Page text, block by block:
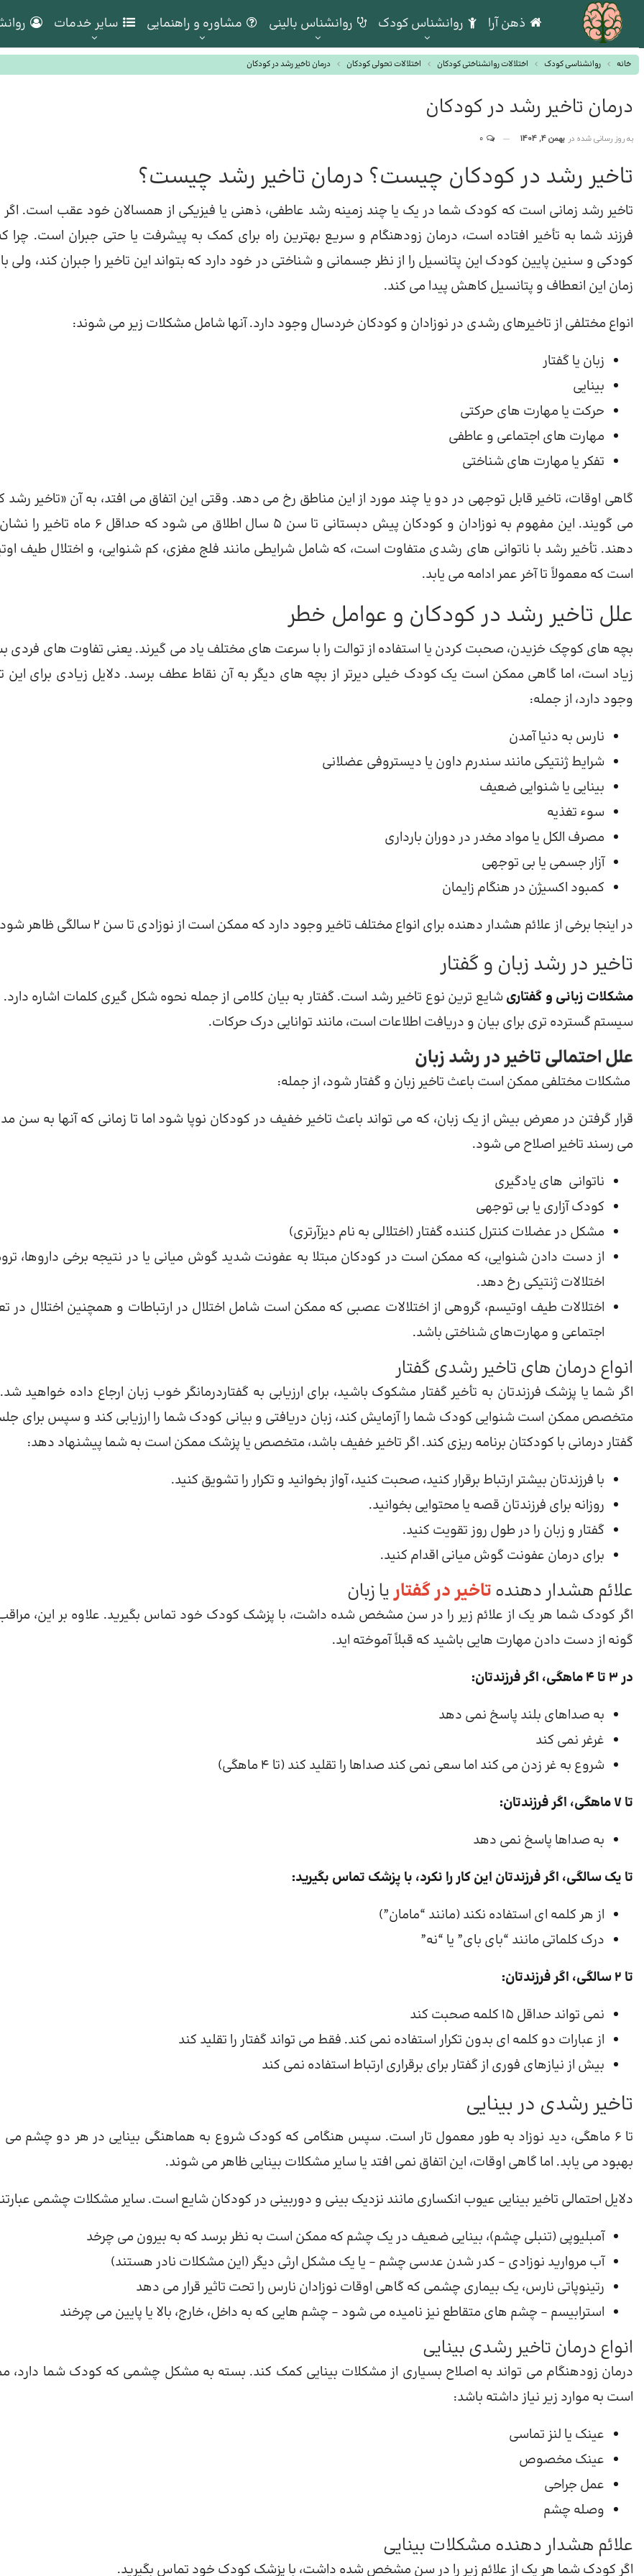
ذهن آرا روانشناس کودک روانشناس بالینی مشاوره و راهنمایی سایر خدمات
خانه روانشناسی کودک اختلالات روانشناختی کودکان اختلالات تحولی کودکان درمان تاخیر رشد در کودکان
درمان تاخیر رشد در کودکان
به روز رسانی شده در بهمن 4, 1404
تاخیر رشد در کودکان چیست؟ درمان تاخیر رشد چیست؟
تاخیر رشد زمانی است که کودک شما در یک یا چند زمینه رشد عاطفی، ذهنی یا فیزیکی از همسالان خود عقب است.
فرزند شما به تأخیر افتاده است، درمان زودهنگام و سریع بهترین راه برای کمک به پیشرفت یا حتی جبران است. چرا
کودکی و سنین پایین کودک این پتانسیل را از نظر جسمانی و شناختی در خود دارد که بتواند این تاخیر را جبران کند، ولی
زمان این انعطاف و پتانسیل کاهش پیدا می کند.
انواع مختلفی از تاخیرهای رشدی در نوزادان و کودکان خردسال وجود دارد. آنها شامل مشکلات زیر می شوند:
زبان یا گفتار
بینایی
حرکت یا مهارت های حرکتی
مهارت های اجتماعی و عاطفی
تفکر یا مهارت های شناختی
گاهی اوقات، تاخیر قابل توجهی در دو یا چند مورد از این مناطق رخ می دهد. وقتی این اتفاق می افتد، به آن «تاخیر رشد
می گویند. این مفهوم به نوزادان و کودکان پیش دبستانی تا سن 5 سال اطلاق می شود که
دهند. تأخیر رشد با ناتوانی های رشدی متفاوت است، که شامل شرایطی مانند فلج مغزی، کم شنوایی، و اختلال طیف
است که معمولاً تا آخر عمر ادامه می یابد.
علل تاخیر رشد در کودکان و عوامل خطر
بچه های کوچک خزیدن، صحبت کردن یا استفاده از توالت را با سرعت های مختلف یاد می گیرند. یعنی تفاوت های فردی
زیاد است، اما گاهی ممکن است یک کودک خیلی دیرتر از بچه های دیگر به آن نقاط عطف برسد. دلایل زیادی برای این
وجود دارد، از جمله:
نارس به دنیا آمدن
شرایط ژنتیکی مانند سندرم داون یا دیستروفی عضلانی
بینایی یا شنوایی ضعیف
سوء تغذیه
مصرف الکل یا مواد مخدر در دوران بارداری
آزار جسمی یا بی توجهی
کمبود اکسیژن در هنگام زایمان
در اینجا برخی از علائم هشدار دهنده برای انواع مختلف تاخیر وجود دارد که ممکن است از نوزادی تا سن 2 سالگی ظاهر شود.
تاخیر در رشد زبان و گفتار
مشکلات زبانی و گفتاری شایع ترین نوع تاخیر رشد است. گفتار به بیان کلامی از جمله نحوه شکل گیری کلمات اشاره دارد.
سیستم گسترده تری برای بیان و دریافت اطلاعات است، مانند توانایی درک حرکات.
علل احتمالی تاخیر در رشد زبان
مشکلات مختلفی ممکن است باعث تاخیر زبان و گفتار شود، از جمله:
قرار گرفتن در معرض بیش از یک زبان، که می تواند باعث تاخیر خفیف در کودکان نوپا شود اما تا زمانی که آنها به سن
می رسند تاخیر اصلاح می شود.
ناتوانی های یادگیری
کودک آزاری یا بی توجهی
مشکل در عضلات کنترل کننده گفتار (اختلالی به نام دیزآرتری)
از دست دادن شنوایی، که ممکن است در کودکان مبتلا به عفونت شدید گوش میانی یا در نتیجه برخی داروها،
اختلالات ژنتیکی رخ دهد.
اختلالات طیف اوتیسم، گروهی از اختلالات عصبی که ممکن است شامل اختلال در ارتباطات و همچنین اختلال در
اجتماعی و مهارت‌های شناختی باشد.
انواع درمان های تاخیر رشدی گفتار
اگر شما یا پزشک فرزندتان به تأخیر گفتار مشکوک باشید، برای ارزیابی به گفتاردرمانگر خوب زبان ارجاع داده خواهید
متخصص ممکن است شنوایی کودک شما را آزمایش کند، زبان دریافتی و بیانی کودک شما را ارزیابی کند و سپس برای
گفتار درمانی با کودکتان برنامه ریزی کند. اگر تاخیر خفیف باشد، متخصص یا پزشک ممکن است به شما پیشنهاد دهد:
با فرزندتان بیشتر ارتباط برقرار کنید، صحبت کنید، آواز بخوانید و تکرار را تشویق کنید.
روزانه برای فرزندتان قصه یا محتوایی بخوانید.
گفتار و زبان را در طول روز تقویت کنید.
برای درمان عفونت گوش میانی اقدام کنید.
علائم هشدار دهندهتاخیر در گفتاریا زبان
اگر کودک شما هر یک از علائم زیر را در سن مشخص شده داشت، با پزشک کودک خود تماس بگیرید. علاوه بر این،
گونه از دست دادن مهارت هایی باشید که قبلاً آموخته اید.
در 3 تا 4 ماهگی، اگر فرزندتان:
به صداهای بلند پاسخ نمی دهد
غرغر نمی کند
شروع به غر زدن می کند اما سعی نمی کند صداها را تقلید کند (تا 4 ماهگی)
تا 7 ماهگی، اگر فرزندتان:
به صداها پاسخ نمی دهد
تا یک سالگی، اگر فرزندتان این کار را نکرد، با پزشک تماس بگیرید:
از هر کلمه ای استفاده نکند (مانند “مامان”)
درک کلماتی مانند “بای بای” یا “نه”
تا 2 سالگی، اگر فرزندتان:
نمی تواند حداقل 15 کلمه صحبت کند
از عبارات دو کلمه ای بدون تکرار استفاده نمی کند. فقط می تواند گفتار را تقلید کند
بیش از نیازهای فوری از گفتار برای برقراری ارتباط استفاده نمی کند
تاخیر رشدی در بینایی
تا 6 ماهگی، دید نوزاد به طور معمول تار است. سپس هنگامی که کودک شروع به هماهنگی بینایی در هر دو چشم می
بهبود می یابد. اما گاهی اوقات، این اتفاق نمی افتد یا سایر مشکلات بینایی ظاهر می شوند.
دلایل احتمالی تاخیر بینایی عیوب انکساری مانند نزدیک بینی و دوربینی در کودکان شایع است. سایر مشکلات چشمی
آمبلیوپی (تنبلی چشم)، بینایی ضعیف در یک چشم که ممکن است به نظر برسد که به بیرون می چرخد
آب مروارید نوزادی – کدر شدن عدسی چشم – یا یک مشکل ارثی دیگر (این مشکلات نادر هستند)
رتینوپاتی نارس، یک بیماری چشمی که گاهی اوقات نوزادان نارس را تحت تاثیر قرار می دهد
استرابیسم – چشم های متقاطع نیز نامیده می شود – چشم هایی که به داخل، خارج، بالا یا پایین می چرخند
انواع درمان تاخیر رشدی بینایی
درمان زودهنگام می تواند به اصلاح بسیاری از مشکلات بینایی کمک کند. بسته به مشکل چشمی که کودک شما دارد،
است به موارد زیر نیاز داشته باشد:
عینک یا لنز تماسی
عینک مخصوص
عمل جراحي
وصله چشم
علائم هشدار دهنده مشکلات بینایی
اگر کودک شما هر یک از علائم زیر را در سن مشخص شده داشت، با پزشک کودک خود تماس بگیرید.